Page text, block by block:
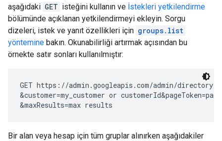
aşağıdaki GET isteğini kullanın ve İstekleri yetkilendirme
bölümünde açıklanan yetkilendirmeyi ekleyin. Sorgu
dizeleri, istek ve yanıt özellikleri için groups.list
yöntemine bakın. Okunabilirliği artırmak açısından bu
örnekte satır sonları kullanılmıştır:
GET https://admin.googleapis.com/admin/directory/
&customer=my_customer or customerId&pageToken=
&maxResults=max results
Bir alan veya hesap için tüm gruplar alınırken aşağıdakiler